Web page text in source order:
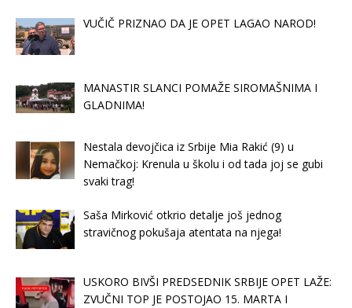
VUČIČ PRIZNAO DA JE OPET LAGAO NAROD!
MANASTIR SLANCI POMAŽE SIROMAŠNIMA I
GLADNIMA!
Nestala devojčica iz Srbije Mia Rakić (9) u
Nemačkoj: Krenula u školu i od tada joj se gubi
svaki trag!
Saša Mirković otkrio detalje još jednog
stravičnog pokušaja atentata na njega!
USKORO BIVŠI PREDSEDNIK SRBIJE OPET LAŽE:
ZVUČNI TOP JE POSTOJAO 15. MARTA I